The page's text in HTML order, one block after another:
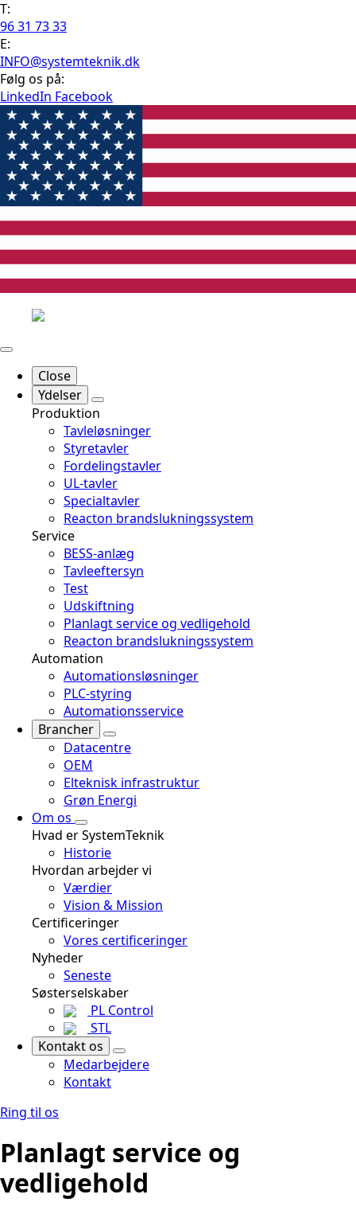
T:
96 31 73 33
E:
INFO@systemteknik.dk
Følg os på:
LinkedIn Facebook
Close
Ydelser
Produktion
Tavleløsninger
Styretavler
Fordelingstavler
UL-tavler
Specialtavler
Reacton brandslukningssystem
Service
BESS-anlæg
Tavleeftersyn
Test
Udskiftning
Planlagt service og vedligehold
Reacton brandslukningssystem
Automation
Automationsløsninger
PLC-styring
Automationsservice
Brancher
Datacentre
OEM
Elteknisk infrastruktur
Grøn Energi
Om os
Hvad er SystemTeknik
Historie
Hvordan arbejder vi
Værdier
Vision & Mission
Certificeringer
Vores certificeringer
Nyheder
Seneste
Søsterselskaber
PL Control
STL
Kontakt os
Medarbejdere
Kontakt
Ring til os
Planlagt service og
vedligehold